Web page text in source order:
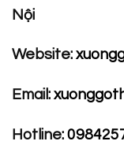
Nội
Website:
Email:
Hotline: